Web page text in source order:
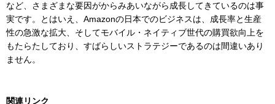
など、さまざまな要因がからみあいながら成長してきているのは事
実です。とはいえ、Amazonの日本でのビジネスは、成長率と生産
性の急激な拡大、そしてモバイル・ネイティブ世代の購買欲向上を
もたらたしており、すばらしいストラテジーであるのは間違いあり
ません。
関連リンク